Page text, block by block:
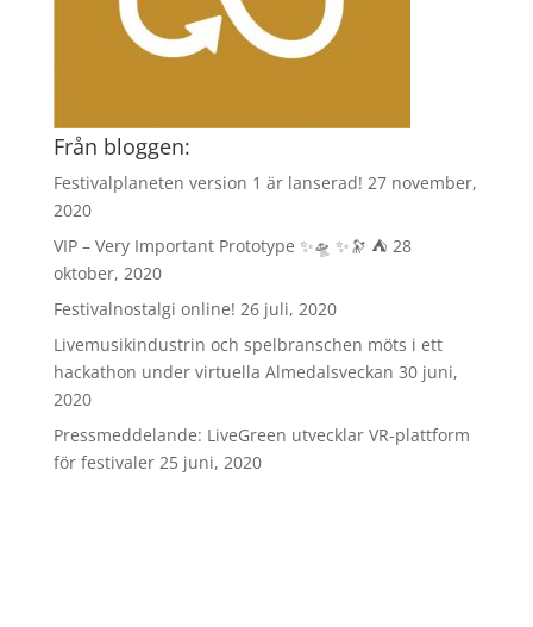
Från bloggen:
Festivalplaneten version 1 är lanserad! 27 november,
2020
VIP – Very Important Prototype ✨🛸 ✨🔭 ⛺️ 28
oktober, 2020
Festivalnostalgi online! 26 juli, 2020
Livemusikindustrin och spelbranschen möts i ett
hackathon under virtuella Almedalsveckan 30 juni,
2020
Pressmeddelande: LiveGreen utvecklar VR-plattform
för festivaler 25 juni, 2020